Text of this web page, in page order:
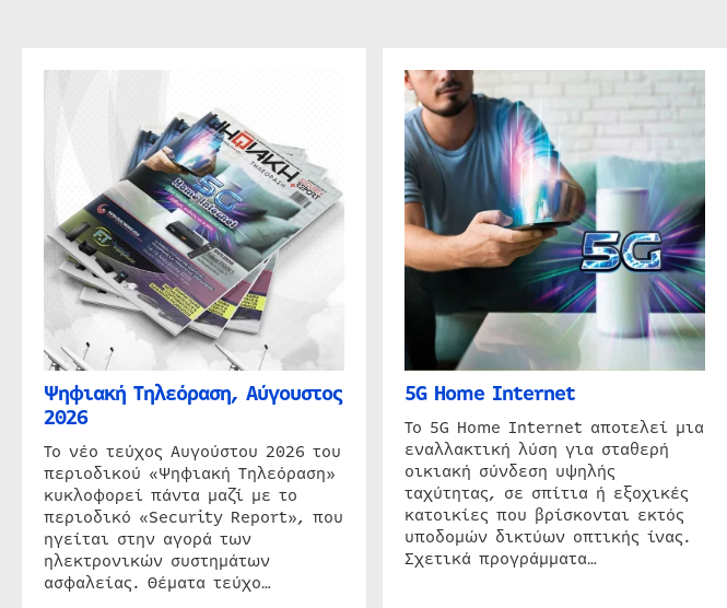
Ψηφιακή Τηλεόραση, Αύγουστος
2026
Το νέο τεύχος Αυγούστου 2026 του
περιοδικού «Ψηφιακή Τηλεόραση»
κυκλοφορεί πάντα μαζί με το
περιοδικό «Security Report», που
ηγείται στην αγορά των
ηλεκτρονικών συστημάτων
ασφαλείας. Θέματα τεύχο…
5G Home Internet
Το 5G Home Internet αποτελεί μια
εναλλακτική λύση για σταθερή
οικιακή σύνδεση υψηλής
ταχύτητας, σε σπίτια ή εξοχικές
κατοικίες που βρίσκονται εκτός
υποδομών δικτύων οπτικής ίνας.
Σχετικά προγράμματα…